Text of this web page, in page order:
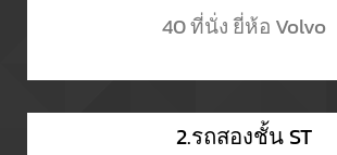
40 ที่นั่ง ยี่ห้อ Volvo
2.รถสองชั้น ST